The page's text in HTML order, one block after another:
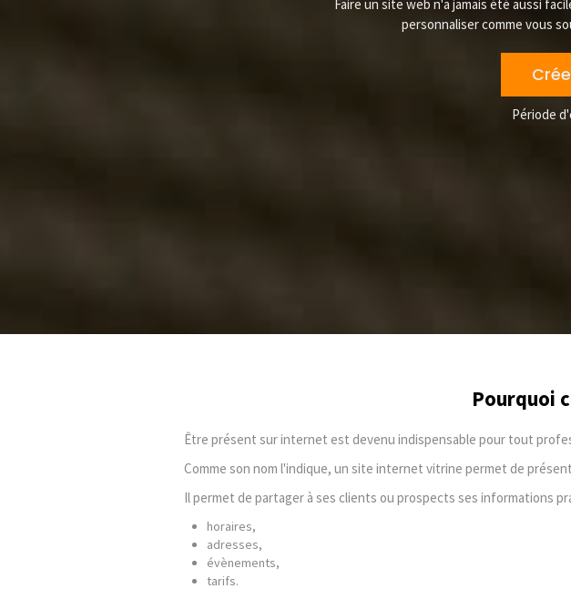
Faire un site web n'a jamais été aussi
personnaliser comme vous
Période
Pourquoi
Être présent sur internet est devenu indispensable pour tout
Comme son nom l'indique, un site internet vitrine permet de
Il permet de partager à ses clients ou prospects ses informations
horaires,
adresses,
évènements,
tarifs.